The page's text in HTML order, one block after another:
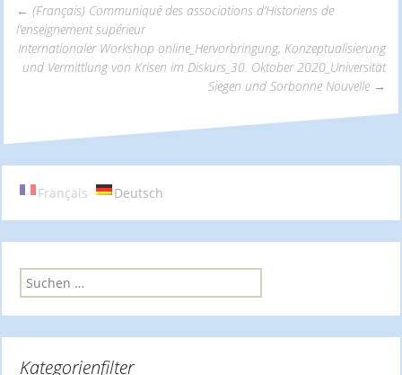
Beitrags-
Navigation
← (Français) Communiqué des associations d’Historiens de
l’enseignement supérieur
Internationaler Workshop online_Hervorbringung, Konzeptualisierung
und Vermittlung von Krisen im Diskurs_30. Oktober 2020_Universität
Siegen und Sorbonne Nouvelle →
Français Deutsch
S
u
n
Kategorienfilter